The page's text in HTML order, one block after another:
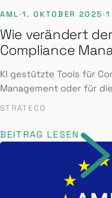
AML·1. OKTOBER 2025·
Wie verändert
Compliance
KI gestützte Tools für
Management oder für
STRATECO
BEITRAG LESEN